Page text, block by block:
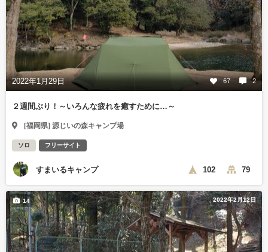
2022年1月29日 67 2
２週間ぶり！～いろんな疲れを癒すために…～
[福岡県] 源じいの森キャンプ場
ソロ フリーサイト
すまいるキャンプ 102 79
2022年2月12日
14